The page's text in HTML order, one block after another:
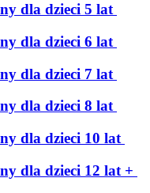
dla dzieci 5 lat
dla dzieci 6 lat
dla dzieci 7 lat
dla dzieci 8 lat
dla dzieci 10 lat
dla dzieci 12 lat +